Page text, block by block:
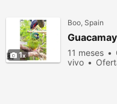
1
Boo, Spain
11 meses
vivo